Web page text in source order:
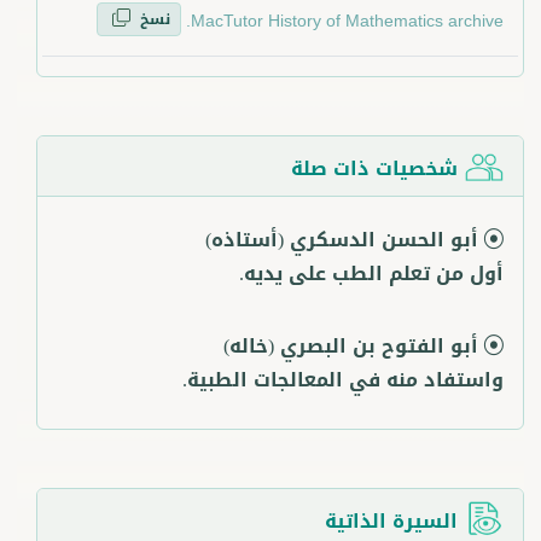
MacTutor History of Mathematics archive.
نسخ
شخصيات ذات صلة
أبو الحسن الدسكري(أستاذه)
أول من تعلم الطب على يديه.
أبو الفتوح بن البصري(خاله)
واستفاد منه في المعالجات الطبية.
السيرة الذاتية